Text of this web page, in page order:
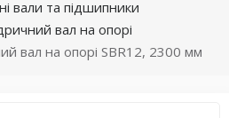
вали та підшипники
вал на опорі
вал на опорі SBR12, 2300 мм